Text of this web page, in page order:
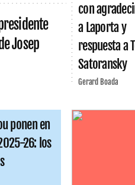
Josep
con
a Laporta y
respuesta a
Satoransky
Gerard Boada
ponen en
26: los